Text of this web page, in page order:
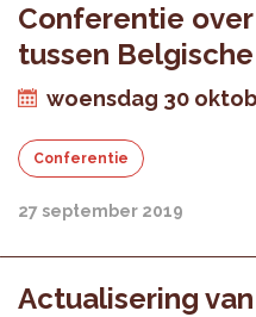
Conferentie
tussen Belgische
woensdag 30
Conferentie
27 september 2019
Actualisering van